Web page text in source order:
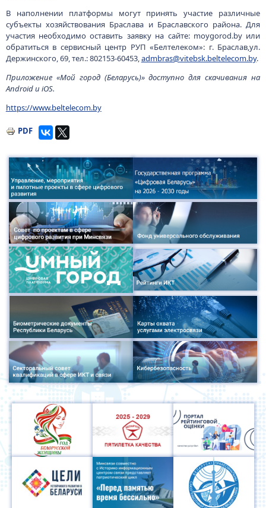
В наполнении платформы могут принять участие различные
субъекты хозяйствования Браслава и Браславского района. Для
участия необходимо оставить заявку на сайте: moygorod.by или
обратиться в сервисный центр РУП «Белтелеком»: г. Браслав,ул.
Держинского, 69, тел.: 802153-60453,admbras@vitebsk.beltelecom.by.
Приложение «Мой город (Беларусь)» доступно для скачивания на
Android и iOS.
https://www.beltelecom.by
PDF